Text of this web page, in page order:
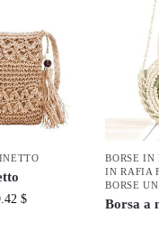
$
BORSE IN
IN RAFIA
BORSE
Borsa a